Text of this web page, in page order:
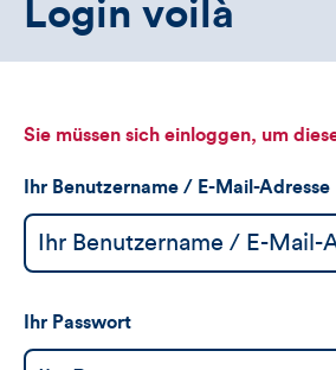
Login voilà
Sie müssen sich einloggen, um
Ihr Benutzername / E-Mail-Adresse
Ihr Passwort